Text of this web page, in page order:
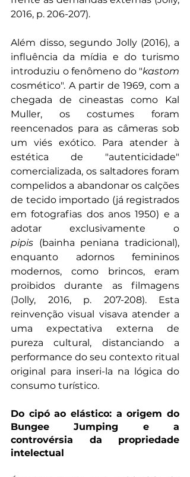
2016, p. 206-207).
Além disso, segundo Jolly (2016), a
influência da mídia e do turismo
introduziu o fenômeno do "kastom
cosmético". A partir de 1969, com a
chegada de cineastas como Kal
Muller, os costumes foram
reencenados para as câmeras sob
um viés exótico. Para atender à
estética de "autenticidade"
comercializada, os saltadores foram
compelidos a abandonar os calções
de tecido importado (já registrados
em fotografias dos anos 1950) e a
pipis (bainha peniana tradicional),
enquanto adornos femininos
modernos, como brincos, eram
proibidos durante as filmagens
(Jolly, 2016, p. 207-208). Esta
reinvenção visual visava atender a
uma expectativa externa de
pureza cultural, distanciando a
performance do seu contexto ritual
original para inseri-la na lógica do
consumo turístico.
Do cipó ao elástico: a origem do
Bungee Jumping e a
controvérsia da propriedade
intelectual